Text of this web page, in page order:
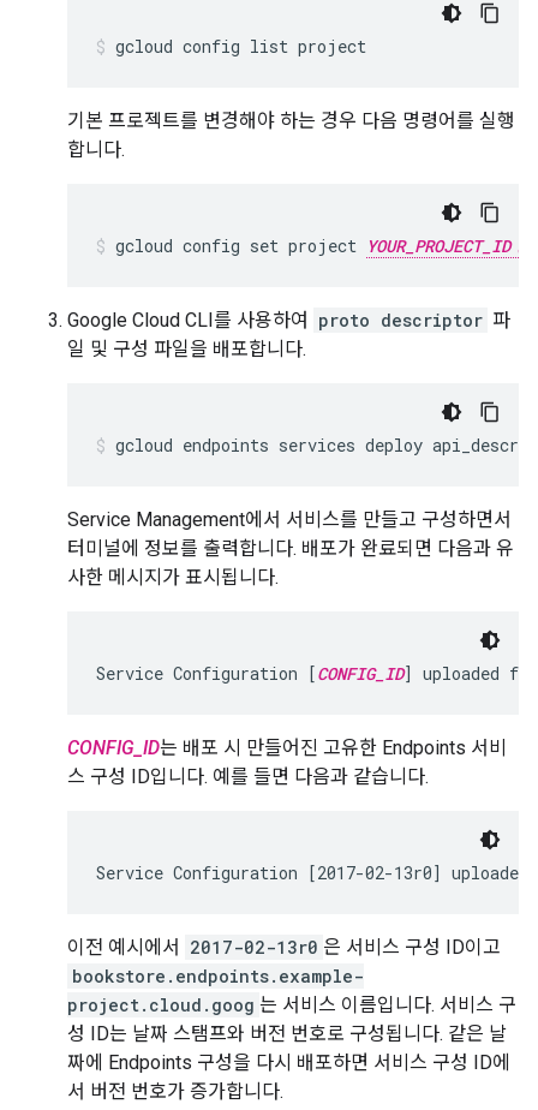
기본 프로젝트를 변경해야 하는 경우 다음 명령어를 실행
합니다.
gcloud config set project YOUR_PROJECT_ID
Google Cloud CLI를 사용하여 proto descriptor 파
일 및 구성 파일을 배포합니다.
Service Management에서 서비스를 만들고 구성하면서
터미널에 정보를 출력합니다. 배포가 완료되면 다음과 유
사한 메시지가 표시됩니다.
Service Configuration [CONFIG_ID] uploaded
CONFIG_ID는 배포 시 만들어진 고유한 Endpoints 서비
스 구성 ID입니다. 예를 들면 다음과 같습니다.
이전 예시에서 2017-02-13r0 은 서비스 구성 ID이고
bookstore.endpoints.example-
project.cloud.goog 는 서비스 이름입니다. 서비스 구
성 ID는 날짜 스탬프와 버전 번호로 구성됩니다. 같은 날
짜에 Endpoints 구성을 다시 배포하면 서비스 구성 ID에
서 버전 번호가 증가합니다.